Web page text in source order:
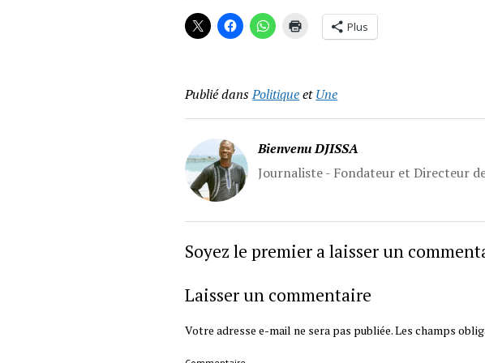
Plus
Publié dansPolitiqueetUne
Bienvenu DJISSA
Journaliste - Fondateur et Directeur
Soyez le premier a laisser un
Laisser un commentaire
Votre adresse e-mail ne sera pas publiée.Les champs